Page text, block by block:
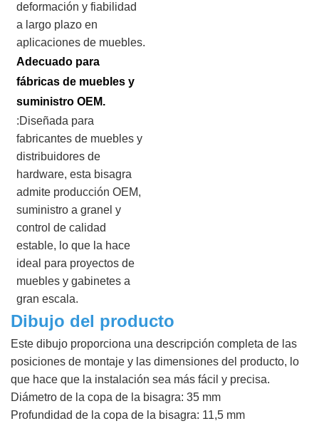
deformación y fiabilidad
a largo plazo en
aplicaciones de muebles.
Adecuado para
fábricas de muebles y
suministro OEM.
:Diseñada para
fabricantes de muebles y
distribuidores de
hardware, esta bisagra
admite producción OEM,
suministro a granel y
control de calidad
estable, lo que la hace
ideal para proyectos de
muebles y gabinetes a
gran escala.
Dibujo del producto
Este dibujo proporciona una descripción completa de las
posiciones de montaje y las dimensiones del producto, lo
que hace que la instalación sea más fácil y precisa.
Diámetro de la copa de la bisagra: 35 mm
Profundidad de la copa de la bisagra: 11,5 mm